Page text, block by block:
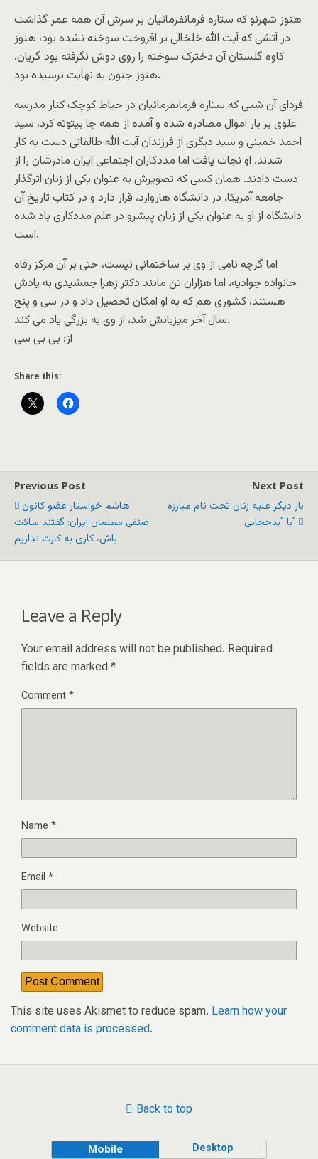
هنوز شهرنو که ستاره فرمانفرمائیان بر سرش آن همه عمر گذاشت
در آتشی که آیت الله خلخالی بر افروخت سوخته نشده بود، هنوز
کاوه گلستان آن دخترک سوخته را روی دوش نگرفته بود گریان،
هنوز جنون به نهایت نرسیده بود.
فردای آن شبی که ستاره فرمانفرمائیان در حیاط کوچک کنار مدرسه
علوی بر بار اموال مصادره شده و آمده از همه جا بیتوته کرد، سید
احمد خمینی و سید دیگری از فرزندان آیت الله طالقانی دست به کار
شدند. او نجات یافت اما مددکاران اجتماعی ایران مادرشان را از
دست دادند. همان کسی که تصویرش به عنوان یکی از زنان اثرگذار
جامعه آمریکا، در دانشگاه هاروارد، قرار دارد و در کتاب تاریخ آن
دانشگاه از او به عنوان یکی از زنان پیشرو در علم مددکاری یاد شده
است.
اما گرچه نامی از وی بر ساختمانی نیست، حتی بر آن مرکز رفاه
خانواده جوادیه، اما هزاران تن مانند دکتر زهرا جمشیدی به یادش
هستند، کشوری هم که به او امکان تحصیل داد و در سی و پنج
سال آخر میزبانش شد، از وی به بزرگی یاد می کند.
از: بی بی سی
Share this:
Previous Post
هاشم خواستار عضو کانون
صنفی معلمان ایران: گفتند ساکت
باش، کاری به کارت نداریم
Next Post
بار ديگر عليه زنان تحت نام مبارزه
با "بدحجابی"
Leave a Reply
Your email address will not be published. Required
fields are marked *
Comment*
Name *
Email *
Website
This site uses Akismet to reduce spam. Learn how your
comment data is processed.
Back to top
Mobile Desktop